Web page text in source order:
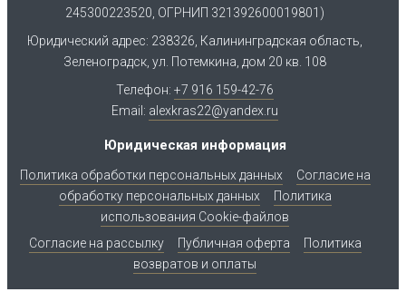
245300223520, ОГРНИП 321392600019801)
Юридический адрес: 238326, Калининградская область,
Зеленоградск, ул. Потемкина, дом 20 кв. 108
Телефон:+7 916 159-42-76
Email: alexkras22@yandex.ru
Юридическая информация
Политика обработки персональных данных
Согласие на
обработку персональных данных
Политика
использования Cookie-файлов
Согласие на рассылку
Публичная оферта
Политика
возвратов и оплаты